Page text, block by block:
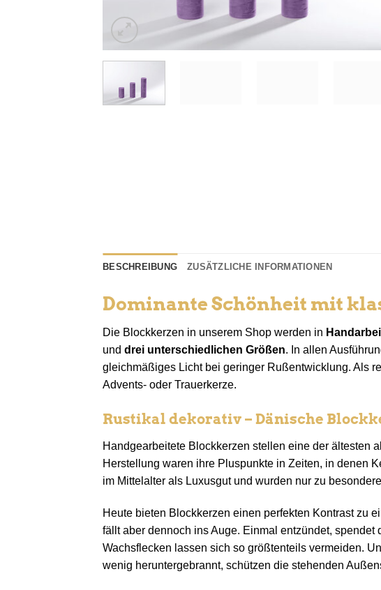
BESCHREIBUNG ZUSÄTZLICHE INFORMATIONEN
Dominante Schönheit mit
Die Blockkerzen in unserem Shop werden in
und drei unterschiedlichen Größen. In allen
gleichmäßiges Licht bei geringer Rußentwicklung. Als
Advents- oder Trauerkerze.
Rustikal dekorativ – Dänische
Handgearbeitete Blockkerzen stellen eine der ältesten
Herstellung waren ihre Pluspunkte in Zeiten, in denen
im Mittelalter als Luxusgut und wurden nur zu
Heute bieten Blockkerzen einen perfekten Kontrast zu
fällt aber dennoch ins Auge. Einmal entzündet,
Wachsflecken lassen sich so größtenteils vermeiden.
wenig heruntergebrannt, schützen die stehenden